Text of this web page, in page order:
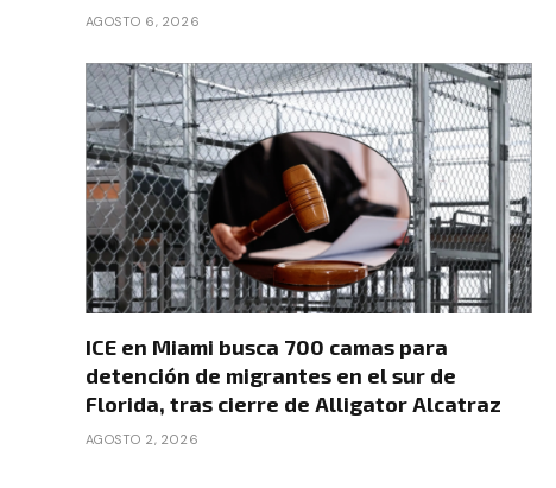
AGOSTO 6, 2026
ICE en Miami busca 700 camas para
detención de migrantes en el sur de
Florida, tras cierre de Alligator Alcatraz
AGOSTO 2, 2026